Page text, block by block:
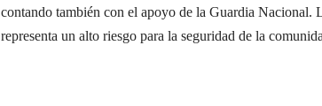
contando también con el apoyo de la Guardia Nacional.
representa un alto riesgo para la seguridad de la